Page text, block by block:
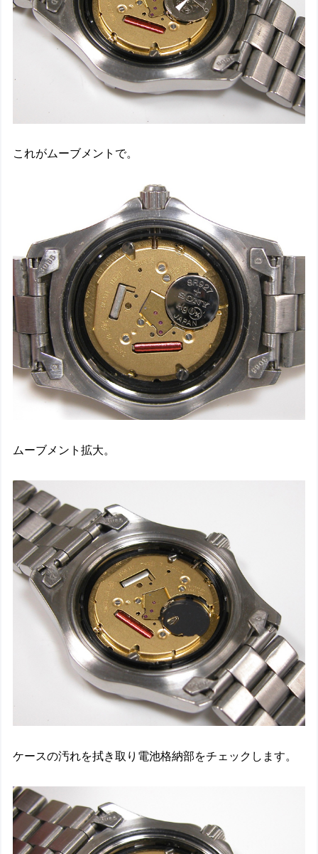
これがムーブメントで。
ムーブメント拡大。
ケースの汚れを拭き取り電池格納部をチェックします。